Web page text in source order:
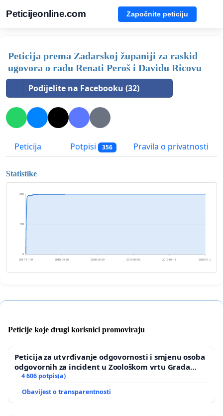
Peticijeonline.com Započnite peticiju
Peticija prema Zadarskoj županiji za raskid
ugovora o radu Renati Peroš i Davidu Ricovu
Podijelite na Facebooku (32)
Peticija Potpisi 356 Pravila o privatnosti
Statistike
0
178
356
2017-11-09 2018-04-20 2018-09-29 2019-03-09 2019-08-18 2020-01-27
Peticije koje drugi korisnici promoviraju
Peticija za utvrđivanje odgovornosti i smjenu osoba
odgovornih za incident u Zoološkom vrtu Grada
Zagreba
4 606 potpis(a)
Obavijest o transparentnosti